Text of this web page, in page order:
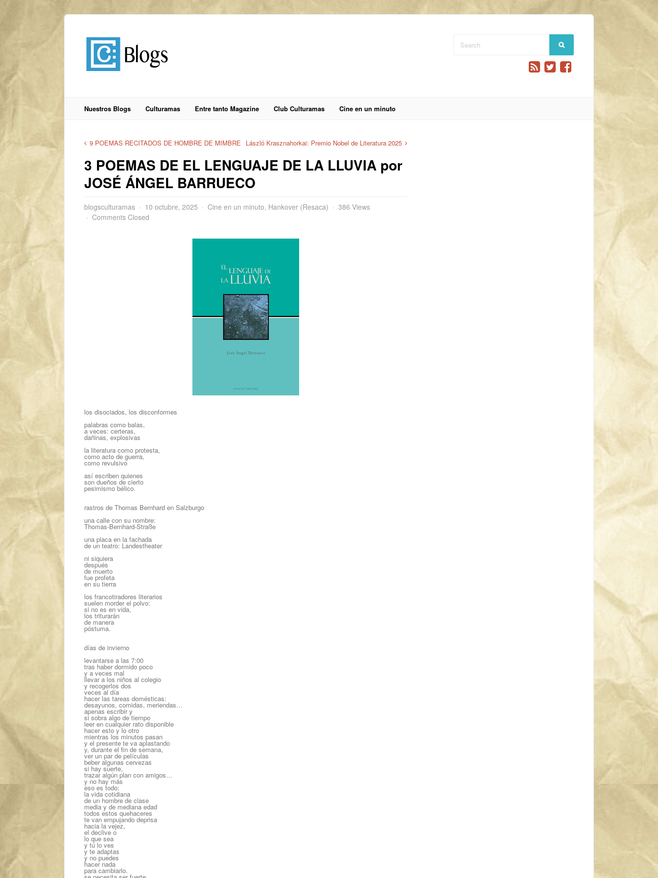
Nuestros Blogs Culturamas Entre tanto Magazine Club Culturamas Cine en un minuto
9 POEMAS RECITADOS DE HOMBRE DE MIMBRE László Krasznahorkai: Premio Nobel de Literatura 2025
3 POEMAS DE EL LENGUAJE DE LA LLUVIA por
JOSÉ ÁNGEL BARRUECO
blogsculturamas 10 octubre, 2025 Cine en un minuto, Hankover (Resaca)
386 Views
Comments Closed
los disociados, los disconformes
palabras como balas,
a veces: certeras,
dañinas, explosivas
la literatura como protesta,
como acto de guerra,
como revulsivo
así escriben quienes
son dueños de cierto
pesimismo bélico.
rastros de Thomas Bernhard en Salzburgo
una calle con su nombre:
Thomas-Bernhard-Straße
una placa en la fachada
de un teatro: Landestheater
ni siquiera
después
de muerto
fue profeta
en su tierra
los francotiradores literarios
suelen morder el polvo:
si no es en vida,
los triturarán
de manera
póstuma.
días de invierno
levantarse a las 7:00
tras haber dormido poco
y a veces mal
llevar a los niños al colegio
y recogerlos dos
veces al día
hacer las tareas domésticas:
desayunos, comidas, meriendas…
apenas escribir y
si sobra algo de tiempo
leer en cualquier rato disponible
hacer esto y lo otro
mientras los minutos pasan
y el presente te va aplastando
y, durante el fin de semana,
ver un par de películas
beber algunas cervezas
si hay suerte,
trazar algún plan con amigos…
y no hay más
eso es todo:
la vida cotidiana
de un hombre de clase
media y de mediana edad
todos estos quehaceres
te van empujando deprisa
hacia la vejez,
el declive o
lo que sea
y tú lo ves
y te adaptas
y no puedes
hacer nada
para cambiarlo.